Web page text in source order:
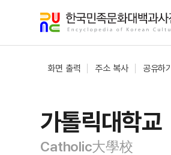
화면 출력 주소 복사 공유하기
가톨릭대학교
Catholic大學校